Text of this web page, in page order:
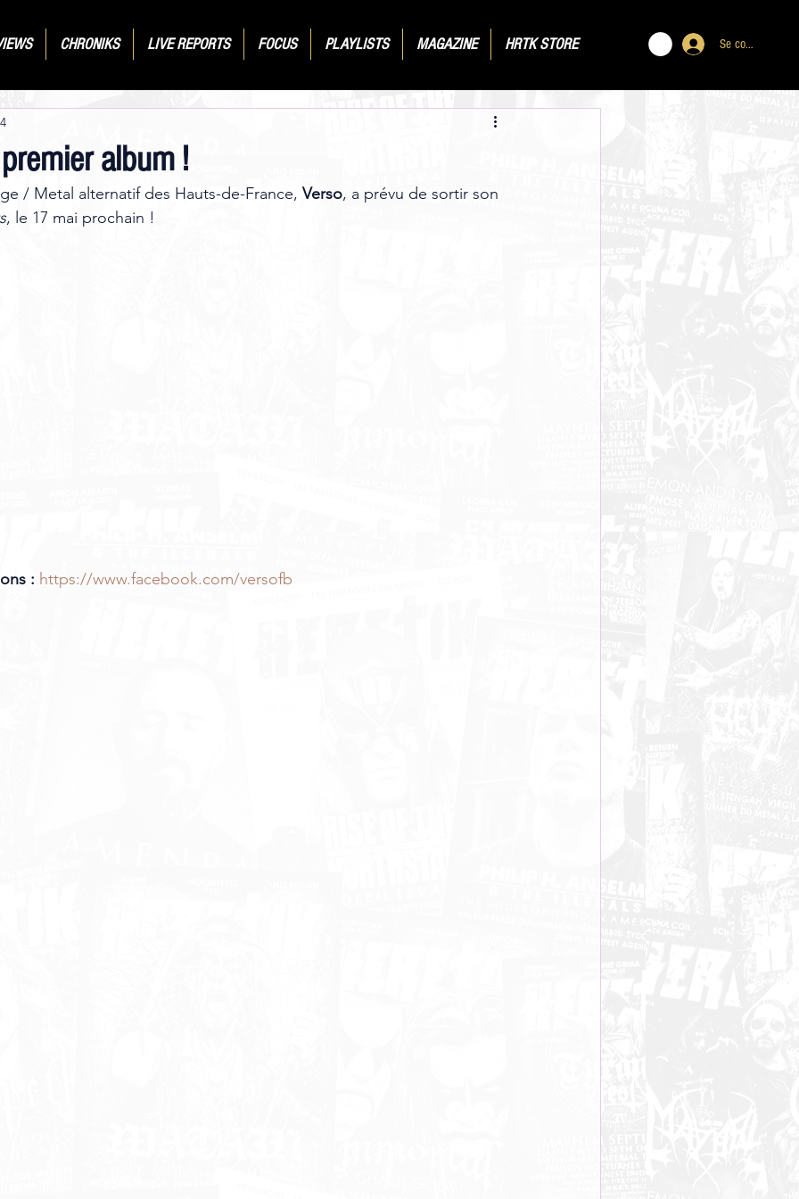
Se connecter
CHRONIKS LIVE REPORTS FOCUS PLAYLISTS MAGAZINE HRTK STORE
album !
/ Metal alternatif des Hauts-de-France, Verso, a prévu de sortir son
, le 17 mai prochain !
: https://www.facebook.com/versofb